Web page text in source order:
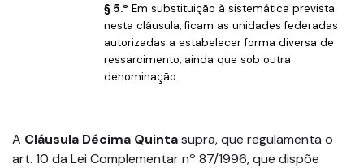
§ 5.º Em substituição à sistemática prevista
nesta cláusula, ficam as unidades federadas
autorizadas a estabelecer forma diversa de
ressarcimento, ainda que sob outra
denominação.
A Cláusula Décima Quintasupra, que regulamenta o
art. 10 da Lei Complementar nº 87/1996, que dispõe